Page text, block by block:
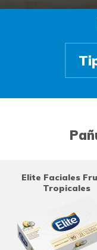
Elite Faciales
Tropicales